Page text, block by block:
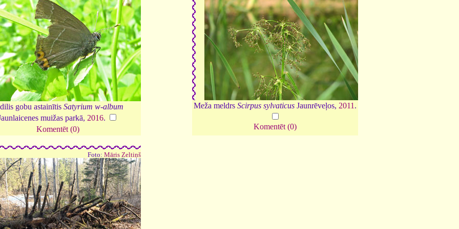
gobu astainītis Satyrium w-album
muižas parkā, 2016.
Komentēt (0)
Meža meldrs Scirpus sylvaticusJaunrēveļos, 2011 .
Komentēt (0)
Foto: Māris Zeltiņš